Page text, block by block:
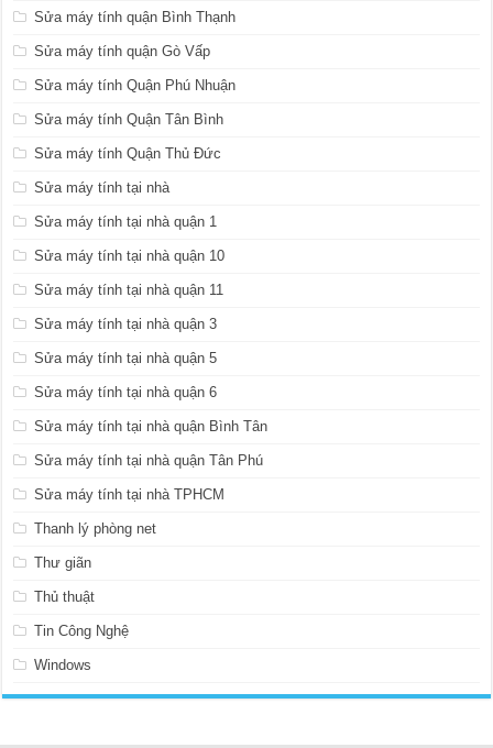
Sửa máy tính quận Bình Thạnh
Sửa máy tính quận Gò Vấp
Sửa máy tính Quận Phú Nhuận
Sửa máy tính Quận Tân Bình
Sửa máy tính Quận Thủ Đức
Sửa máy tính tại nhà
Sửa máy tính tại nhà quận 1
Sửa máy tính tại nhà quận 10
Sửa máy tính tại nhà quận 11
Sửa máy tính tại nhà quận 3
Sửa máy tính tại nhà quận 5
Sửa máy tính tại nhà quận 6
Sửa máy tính tại nhà quận Bình Tân
Sửa máy tính tại nhà quận Tân Phú
Sửa máy tính tại nhà TPHCM
Thanh lý phòng net
Thư giãn
Thủ thuật
Tin Công Nghệ
Windows